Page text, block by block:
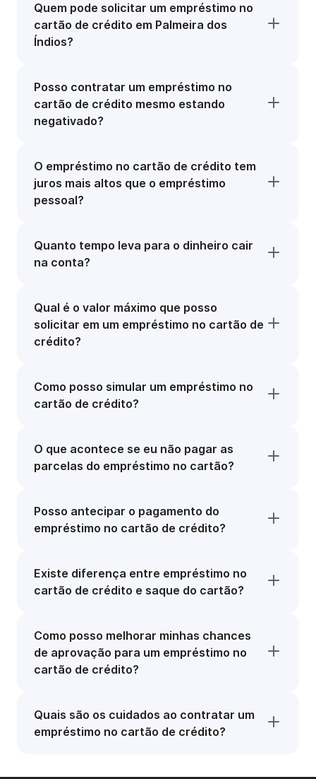
Quem pode solicitar um empréstimo no
cartão de crédito em Palmeira dos
Índios?
Posso contratar um empréstimo no
cartão de crédito mesmo estando
negativado?
O empréstimo no cartão de crédito tem
juros mais altos que o empréstimo
pessoal?
Quanto tempo leva para o dinheiro cair
na conta?
Qual é o valor máximo que posso
solicitar em um empréstimo no cartão de
crédito?
Como posso simular um empréstimo no
cartão de crédito?
O que acontece se eu não pagar as
parcelas do empréstimo no cartão?
Posso antecipar o pagamento do
empréstimo no cartão de crédito?
Existe diferença entre empréstimo no
cartão de crédito e saque do cartão?
Como posso melhorar minhas chances
de aprovação para um empréstimo no
cartão de crédito?
Quais são os cuidados ao contratar um
empréstimo no cartão de crédito?